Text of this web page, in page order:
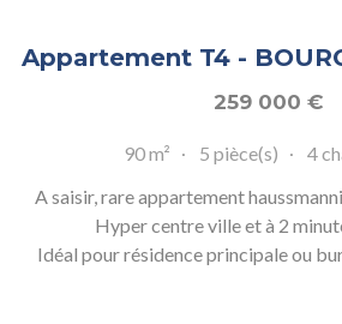
Appartement T4 -
259 000 €
90 m² 5 pièce(s)
4
A saisir, rare appartement
Hyper centre ville et à 2
Idéal pour résidence principale ou